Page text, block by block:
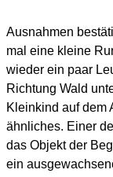
Ausnahmen
mal eine kleine
wieder ein paar
Richtung Wald
Kleinkind auf dem
ähnliches. Einer
das Objekt der
ein